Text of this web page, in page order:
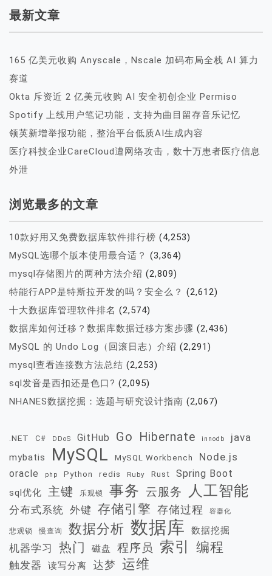
最新文章
165 亿美元收购 Anyscale，Nscale 加码布局全栈 AI 算力
赛道
Okta 斥资近 2 亿美元收购 AI 安全初创企业 Permiso
Spotify 上线用户笔记功能，支持为曲目留存音乐记忆
领英新增举报功能，整治平台低质AI生成内容
医疗科技企业CareCloud遭网络攻击，数十万患者医疗信息
外泄
浏览最多的文章
10款好用又免费数据库软件排行榜 (4,253)
MySQL选哪个版本使用最合适？ (3,364)
mysql存储图片的两种方法介绍 (2,809)
特能行APP是特斯拉开发的吗？安全么？ (2,612)
十大数据库管理软件排名 (2,574)
数据库如何迁移？数据库数据迁移方案步骤 (2,436)
MySQL 的 Undo Log（回滚日志）介绍 (2,291)
mysql查看连接数方法总结 (2,253)
sql发音是西扣还是色口? (2,095)
NHANES数据挖掘：选题与研究设计指南 (2,067)
.NET C# DDoS GitHub Go Hibernate innodb java
mybatis MySQL MySQL Workbench Node.js
oracle php Python redis Ruby Rust Spring Boot
sql优化 主键 乐观锁 事务 云服务 人工智能
分布式系统 外键 存储引擎 存储过程 容器化
悲观锁 慢查询 数据分析 数据库 数据挖掘
机器学习 热门 磁盘 程序员 索引 编程
触发器 读写分离 达梦 运维